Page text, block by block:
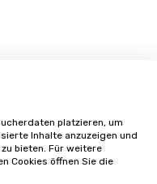
platzieren, um
Inhalte anzuzeigen und
bieten. Für weitere
Cookies öffnen Sie die